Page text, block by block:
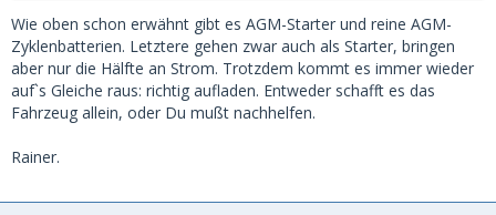
Wie oben schon erwähnt gibt es AGM-Starter und reine AGM-
Zyklenbatterien. Letztere gehen zwar auch als Starter, bringen
aber nur die Hälfte an Strom. Trotzdem kommt es immer wieder
auf`s Gleiche raus: richtig aufladen. Entweder schafft es das
Fahrzeug allein, oder Du mußt nachhelfen.
Rainer.